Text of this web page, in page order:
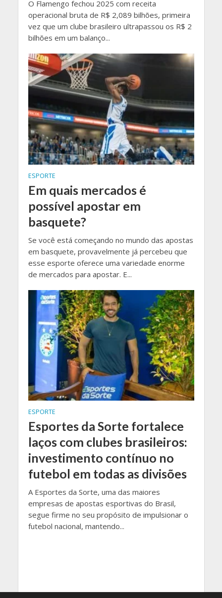
O Flamengo fechou 2025 com receita
operacional bruta de R$ 2,089 bilhões, primeira
vez que um clube brasileiro ultrapassou os R$ 2
bilhões em um balanço...
ESPORTE
Em quais mercados é
possível apostar em
basquete?
Se você está começando no mundo das apostas
em basquete, provavelmente já percebeu que
esse esporte oferece uma variedade enorme
de mercados para apostar. E...
ESPORTE
Esportes da Sorte fortalece
laços com clubes brasileiros:
investimento contínuo no
futebol em todas as divisões
A Esportes da Sorte, uma das maiores
empresas de apostas esportivas do Brasil,
segue firme no seu propósito de impulsionar o
futebol nacional, mantendo...